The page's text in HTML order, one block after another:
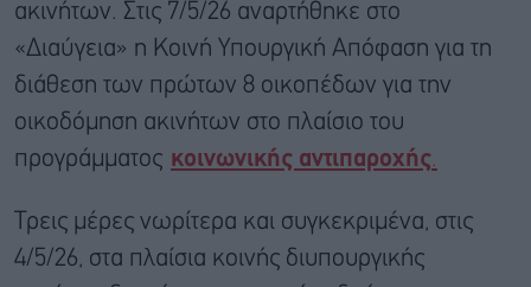
ακινήτων. Στις 7/5/26 αναρτήθηκε στο
«Διαύγεια» η Κοινή Υπουργική Απόφαση για τη
διάθεση των πρώτων 8 οικοπέδων για την
οικοδόμηση ακινήτων στο πλαίσιο του
προγράμματος κοινωνικής αντιπαροχής.
Τρεις μέρες νωρίτερα και συγκεκριμένα, στις
4/5/26, στα πλαίσια κοινής διυπουργικής